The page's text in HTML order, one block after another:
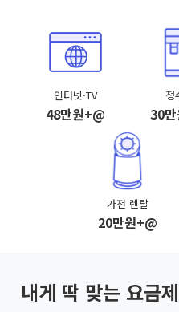
인터넷·TV
48만원+@
정
30
가전 렌탈
20만원+@
내게 딱 맞는 요금